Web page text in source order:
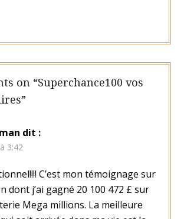
on “Superchance100 vos
”
dit :
3:42
C’est mon témoignage sur
dont j’ai gagné 20 100 472 £ sur
Mega millions. La meilleure